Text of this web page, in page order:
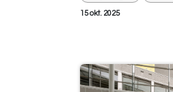
15 okt. 2025